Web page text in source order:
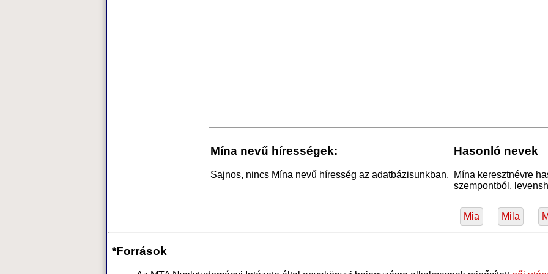
Mína nevű hírességek:
Sajnos, nincs Mína nevű híresség az adatbázisunkban.
Hasonló nevek
Mína keresztnévre
szempontból,
Mia Mila
*Források